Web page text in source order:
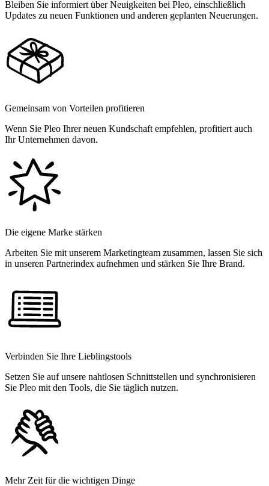
Bleiben Sie informiert über Neuigkeiten bei Pleo, einschließlich
Updates zu neuen Funktionen und anderen geplanten Neuerungen.
Gemeinsam von Vorteilen profitieren
Wenn Sie Pleo Ihrer neuen Kundschaft empfehlen, profitiert auch
Ihr Unternehmen davon.
Die eigene Marke stärken
Arbeiten Sie mit unserem Marketingteam zusammen, lassen Sie sich
in unseren Partnerindex aufnehmen und stärken Sie Ihre Brand.
Verbinden Sie Ihre Lieblingstools
Setzen Sie auf unsere nahtlosen Schnittstellen und synchronisieren
Sie Pleo mit den Tools, die Sie täglich nutzen.
Mehr Zeit für die wichtigen Dinge